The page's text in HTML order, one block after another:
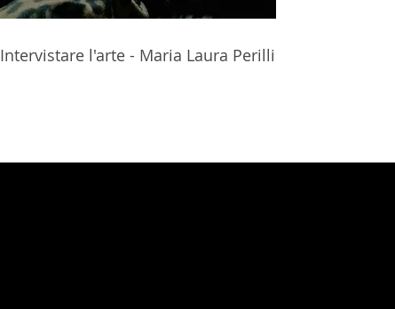
Intervistare l'arte - Maria Laura Perilli